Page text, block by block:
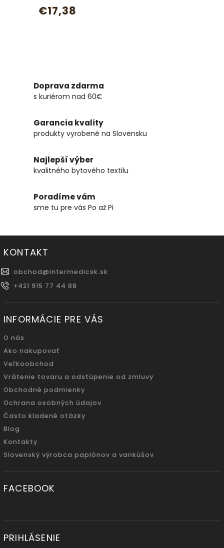
€17,38
Doprava zdarma
s kuriérom nad 60€
Garancia kvality
produkty vyrobené na Slovensku
Najlepší výber
kvalitného bytového textilu
Poradíme vám
sme tu pre vás Po až Pi
KONTAKT
obchod@intermedicsk.sk
+421 915 77 44 88
INFORMÁCIE PRE VÁS
O nás
Ako nakupovať
Veľkoobchod
Vrátenie tovaru a odstúpenie od zmluvy
Obchodné podmienky
Ochrana osobných údajov
Často kladené otázky
Blog
Kontakty
Slovenský výrobca paplónov a vankúšov
FACEBOOK
PRIHLÁSENIE